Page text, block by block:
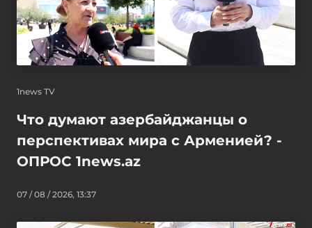
1news TV
Что думают азербайджанцы о
перспективах мира с Арменией? -
ОПРОС 1news.az
07 / 08 / 2026, 13:37